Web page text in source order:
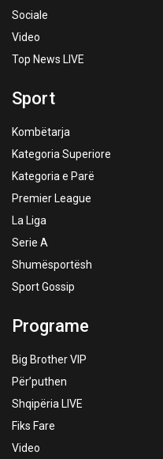
Sociale
Video
Top News LIVE
Sport
Kombëtarja
Kategoria Superiore
Kategoria e Parë
Premier League
La Liga
Serie A
Shumësportësh
Sport Gossip
Programe
Big Brother VIP
Për’puthen
Shqipëria LIVE
Fiks Fare
Video